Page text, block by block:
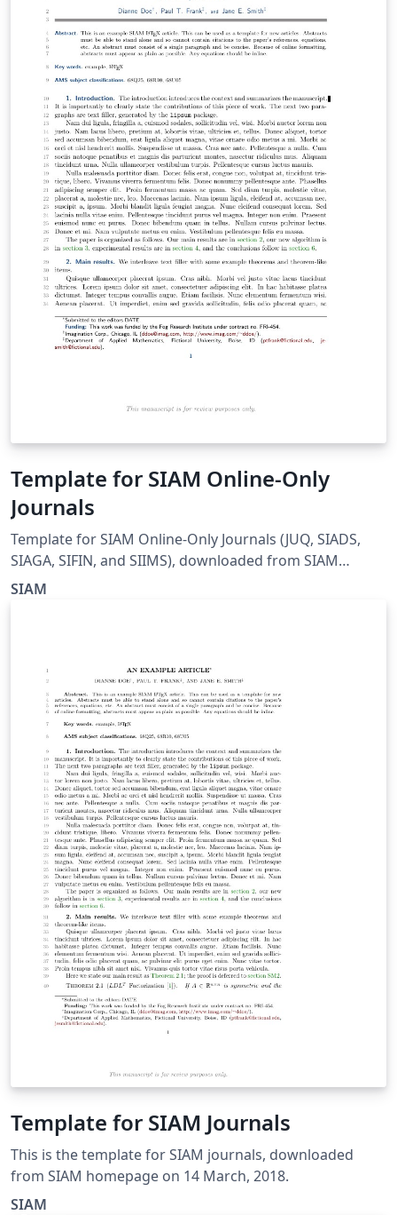
criar um arquivo pré-textual contemplando os cursos
de graduação e/ou os programas de pós-graduação
vigentes e incluir a chamada do mesmo em USPSC-
unidades.tex. Link Overleaf:
https://www.overleaf.com/read/brkrqrhqccnx Link USP:
http://biblioteca.puspsc.usp.br/index.php/pacote-
uspsc-modelo-para-teses-e-dissertacoes-em-latex/
Grupo Desenvolvedor do Pacote USPSC Programação:
Marilza Aparecida Rodrigues Tognetti –
marilza@sc.usp.br (PUSP-SC); Ana Paula Aparecida
Calabrez – aninha@sc.usp.br (PUSP-SC) Normalização e
Padronização: Ana Paula Aparecida Calabrez –
aninha@sc.usp.br (PUSP-SC); Brianda de Oliveira
Ordonho Sigolo – brianda@usp.br (IAU); Eduardo
Graziosi Silva – edu.gs@sc.usp.br (EESC); Eliana de
Cássia Aquareli Cordeiro – eliana@iqsc.usp.br (IQSC);
Flávia Helena Cassin – cassinp@sc.usp.br (EESC); Maria
marilza@sc.usp.br (PUSP-SC); Regina Célia Vidal
Template for SIAM Online-Only
Journals
Template for SIAM Online-Only Journals (JUQ, SIADS,
SIAGA, SIFIN, and SIIMS), downloaded from SIAM
homepage on March 14, 2018.
SIAM
Template for SIAM Journals
This is the template for SIAM journals, downloaded
from SIAM homepage on 14 March, 2018.
SIAM